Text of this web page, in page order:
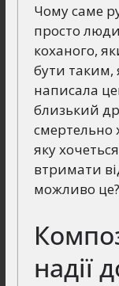
Чому саме
просто
коханого,
бути таким,
написала
близький
смертельно
яку
втримати
можливо це?
надії